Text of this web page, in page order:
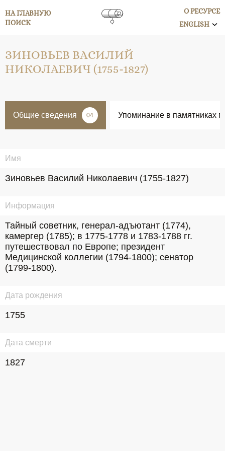
НА ГЛАВНУЮ
ПОИСК
О РЕСУРСЕ
ENGLISH
ЗИНОВЬЕВ ВАСИЛИЙ
НИКОЛАЕВИЧ (1755-1827)
Общие сведения 04 Упоминание в памятниках
Имя
Зиновьев Василий Николаевич (1755-1827)
Информация
Тайный советник, генерал-адъютант (1774),
камергер (1785); в 1775-1778 и 1783-1788 гг.
путешествовал по Европе; президент
Медицинской коллегии (1794-1800); сенатор
(1799-1800).
Дата рождения
1755
Дата смерти
1827